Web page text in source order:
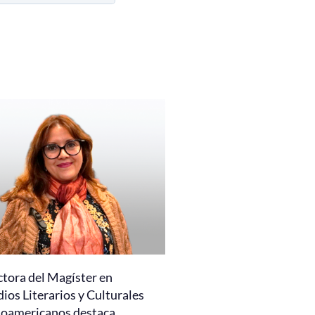
del Magíster en
Literarios y Culturales